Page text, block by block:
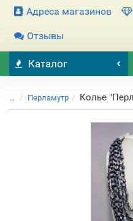
Адреса магазинов
Отзывы
Каталог
... Перламутр Колье